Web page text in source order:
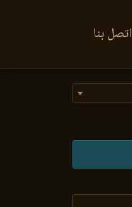
اتصل بنا